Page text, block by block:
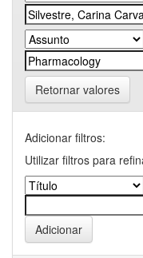
Retornar valores
Adicionar filtros:
Utilizar filtros para